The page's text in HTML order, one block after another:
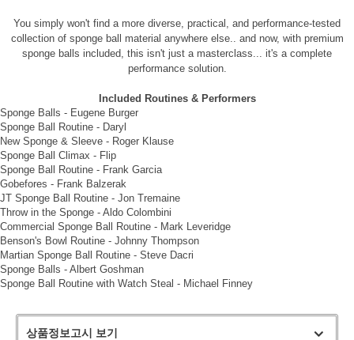
프 하세요!
You simply won't find a more diverse, practical, and performance-tested
collection of sponge ball material anywhere else.. and now, with premium
sponge balls included, this isn't just a masterclass... it's a complete
performance solution.
Included Routines & Performers
Sponge Balls - Eugene Burger
Sponge Ball Routine - Daryl
New Sponge & Sleeve - Roger Klause
Sponge Ball Climax - Flip
Sponge Ball Routine - Frank Garcia
Gobefores - Frank Balzerak
JT Sponge Ball Routine - Jon Tremaine
Throw in the Sponge - Aldo Colombini
Commercial Sponge Ball Routine - Mark Leveridge
Benson's Bowl Routine - Johnny Thompson
Martian Sponge Ball Routine - Steve Dacri
Sponge Balls - Albert Goshman
Sponge Ball Routine with Watch Steal - Michael Finney
상품정보고시 보기